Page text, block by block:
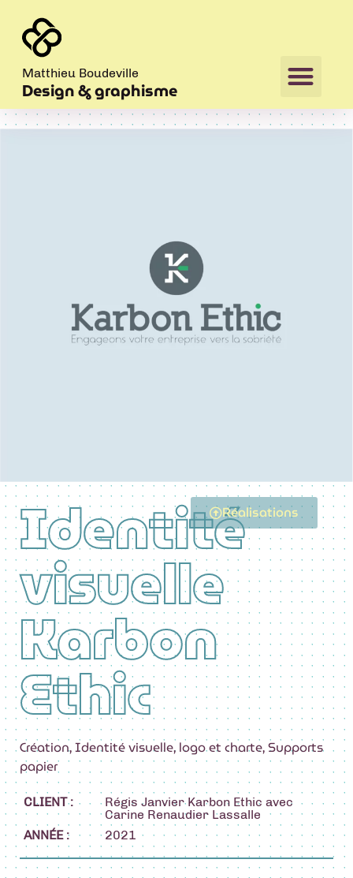
Matthieu Boudeville
Design & graphisme
Identité
visuelle
Karbon
Ethic
Création,Identité visuelle, logo et charte,Supports
papier
CLIENT :
Régis Janvier Karbon Ethic avec
Carine Renaudier Lassalle
ANNÉE :
2021
Réalisations